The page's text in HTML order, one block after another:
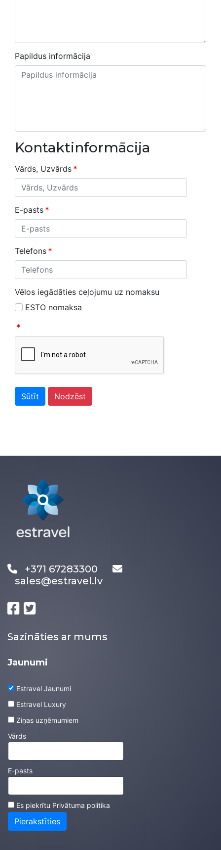
Papildus informācija
Kontaktinformācija
Vārds, Uzvārds *
E-pasts *
Telefons *
Vēlos iegādāties ceļojumu uz nomaksu
ESTO nomaksa
*
Sūtīt Nodzēst
+371 67283300
sales@estravel.lv
Sazināties ar mums
Jaunumi
Estravel Jaunumi
Estravel Luxury
Ziņas uzņēmumiem
Vārds
E-pasts
Es piekrītu Privātuma politika
Pierakstīties